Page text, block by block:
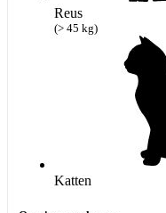
Reus
(> 45 kg)
Katten